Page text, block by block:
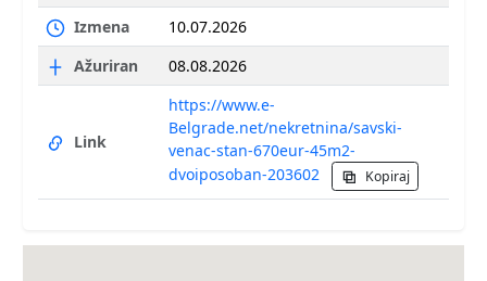
Izmena
10.07.2026
Ažuriran
08.08.2026
Link
https://www.e-
Belgrade.net/nekretnina/savski-
venac-stan-670eur-45m2-
dvoiposoban-203602
Kopiraj